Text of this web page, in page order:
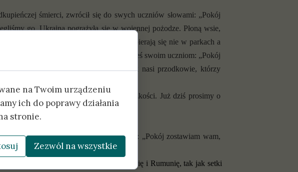
śmierci, zwrócił się do swych uczniów słowami: „Pokój
go. Ukraina pogrążyła się w wojennej pożodze. Płoną wsie,
uchodźcami i czołgami. Młodzi ludzie zbierają się nie w parkach a
a kto jutro!?...”, „Boże, Ty powiedziałeś swoim uczniom: „Pokój
Nie byliśmy go godni, tak jak nasi przodkowie, którzy
błędów własnych i całej ludzkości. Już dziś prosimy o
Polska i cały świat jeszcze raz usłyszą: „Pokój zostawiam wam,
w Kijowie, a następnie przez Mołdawię i Rumunię, tak jak setki
na Twoim urządzeniu
ich do poprawy działania
stronie.
Zezwól na wszystkie